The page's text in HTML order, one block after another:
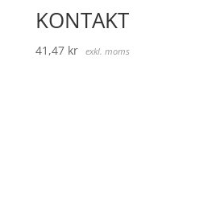
KONTAKT
41,47 kr exkl. moms